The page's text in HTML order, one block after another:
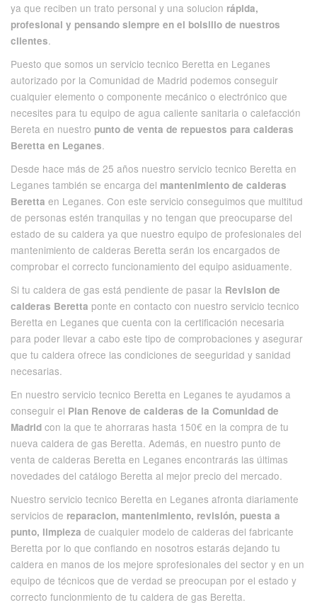
ya que reciben un trato personal y una solucion rápida,
profesional y pensando siempre en el bolsillo de nuestros
clientes.
Puesto que somos un servicio tecnico Beretta en Leganes
autorizado por la Comunidad de Madrid podemos conseguir
cualquier elemento o componente mecánico o electrónico que
necesites para tu equipo de agua caliente sanitaria o calefacción
Bereta en nuestro punto de venta de repuestos para calderas
Beretta en Leganes.
Desde hace más de 25 años nuestro servicio tecnico Beretta en
Leganes también se encarga del mantenimiento de calderas
Beretta en Leganes. Con este servicio conseguimos que multitud
de personas estén tranquilas y no tengan que preocuparse del
estado de su caldera ya que nuestro equipo de profesionales del
mantenimiento de calderas Beretta serán los encargados de
comprobar el correcto funcionamiento del equipo asiduamente.
Si tu caldera de gas está pendiente de pasar la Revision de
calderas Beretta ponte en contacto con nuestro servicio tecnico
Beretta en Leganes que cuenta con la certificación necesaria
para poder llevar a cabo este tipo de comprobaciones y asegurar
que tu caldera ofrece las condiciones de seeguridad y sanidad
necesarias.
En nuestro servicio tecnico Beretta en Leganes te ayudamos a
conseguir el Plan Renove de calderas de la Comunidad de
Madrid con la que te ahorraras hasta 150€ en la compra de tu
nueva caldera de gas Beretta. Además, en nuestro punto de
venta de calderas Beretta en Leganes encontrarás las últimas
novedades del catálogo Beretta al mejor precio del mercado.
Nuestro servicio tecnico Beretta en Leganes afronta diariamente
servicios de reparacion, mantenimiento, revisión, puesta a
punto, limpieza de cualquier modelo de calderas del fabricante
Beretta por lo que confiando en nosotros estarás dejando tu
caldera en manos de los mejore sprofesionales del sector y en un
equipo de técnicos que de verdad se preocupan por el estado y
correcto funcionmiento de tu caldera de gas Beretta.